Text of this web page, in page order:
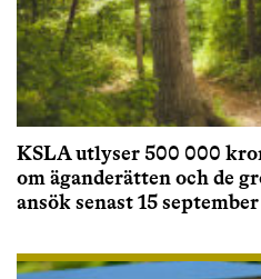
KSLA utlyser 500 000
om äganderätten och de
ansök senast 15